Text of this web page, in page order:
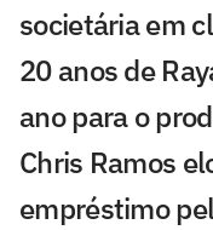
societária em
20 anos de
ano para o
Chris Ramos
empréstimo